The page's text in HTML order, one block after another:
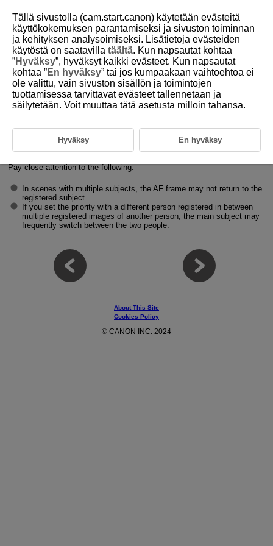
3-5 Precautions
Precautions when using the register people priority
setting
Make sure to register an image with a natural expression as seen from
Registering multiple images of the same person can result in lower
Pay close attention to the following:
In scenes with multiple subjects, the AF frame may not return to the
registered subject
If you set the priority with a different person registered in between
multiple registered images of another person, the main subject may
frequently switch between the two people.
About This Site
Cookies Policy
© CANON INC. 2024
Tällä sivustolla (cam.start.canon) käytetään evästeitä
käyttökokemuksen parantamiseksi ja sivuston toiminnan
ja kehityksen analysoimiseksi. Lisätietoja evästeiden
käytöstä on saatavilla täältä. Kun napsautat kohtaa
”Hyväksy”, hyväksyt kaikki evästeet. Kun napsautat
kohtaa ”En hyväksy” tai jos kumpaakaan vaihtoehtoa ei
ole valittu, vain sivuston sisällön ja toimintojen
tuottamisessa tarvittavat evästeet tallennetaan ja
säilytetään. Voit muuttaa tätä asetusta milloin tahansa.
Hyväksy En hyväksy